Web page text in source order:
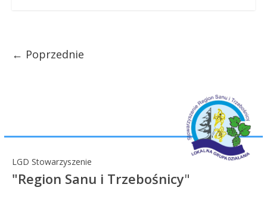
← Poprzednie
LGD Stowarzyszenie
"Region Sanu i Trzebośnicy"